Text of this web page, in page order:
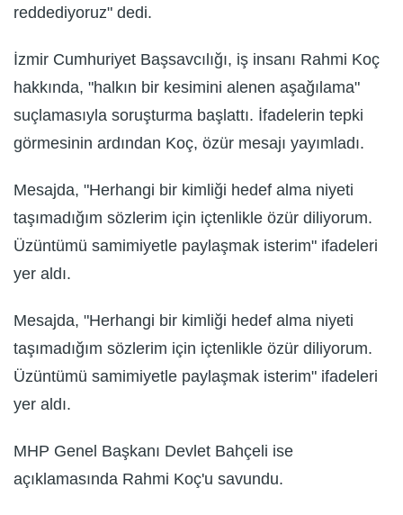
reddediyoruz" dedi.
İzmir Cumhuriyet Başsavcılığı, iş insanı Rahmi Koç
hakkında, "halkın bir kesimini alenen aşağılama"
suçlamasıyla soruşturma başlattı. İfadelerin tepki
görmesinin ardından Koç, özür mesajı yayımladı.
Mesajda, "Herhangi bir kimliği hedef alma niyeti
taşımadığım sözlerim için içtenlikle özür diliyorum.
Üzüntümü samimiyetle paylaşmak isterim" ifadeleri
yer aldı.
Mesajda, "Herhangi bir kimliği hedef alma niyeti
taşımadığım sözlerim için içtenlikle özür diliyorum.
Üzüntümü samimiyetle paylaşmak isterim" ifadeleri
yer aldı.
MHP Genel Başkanı Devlet Bahçeli ise
açıklamasında Rahmi Koç'u savundu.